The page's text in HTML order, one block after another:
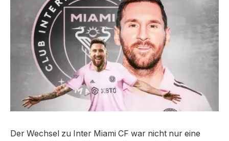
Der Wechsel zu Inter Miami CF war nicht nur eine